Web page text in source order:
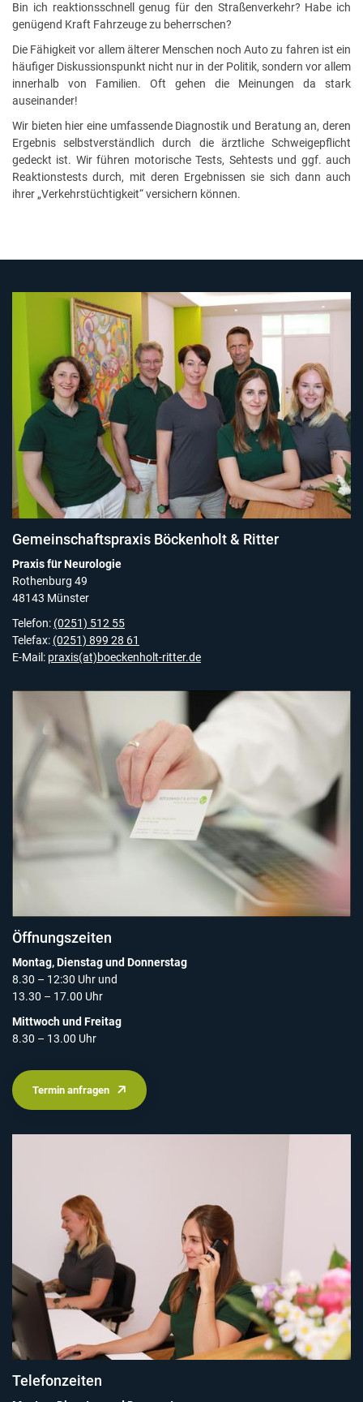
Bin ich reaktionsschnell genug für den Straßenverkehr? Habe ich
genügend Kraft Fahrzeuge zu beherrschen?
Die Fähigkeit vor allem älterer Menschen noch Auto zu fahren ist ein
häufiger Diskussionspunkt nicht nur in der Politik, sondern vor allem
innerhalb von Familien. Oft gehen die Meinungen da stark
auseinander!
Wir bieten hier eine umfassende Diagnostik und Beratung an, deren
Ergebnis selbstverständlich durch die ärztliche Schweigepflicht
gedeckt ist. Wir führen motorische Tests, Sehtests und ggf. auch
Reaktionstests durch, mit deren Ergebnissen sie sich dann auch
ihrer „Verkehrstüchtigkeit“ versichern können.
Gemeinschaftspraxis Böckenholt & Ritter
Praxis für Neurologie
Rothenburg 49
48143 Münster
Telefon: (0251) 512 55
Telefax: (0251) 899 28 61
E-Mail: praxis(at)boeckenholt-ritter.de
Öffnungszeiten
Montag, Dienstag und Donnerstag
8.30 – 12:30 Uhr und
13.30 – 17.00 Uhr
Mittwoch und Freitag
8.30 – 13.00 Uhr
Termin anfragen
Telefonzeiten